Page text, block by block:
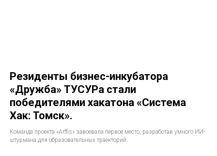
Резиденты бизнес-инкубатора
«Дружба» ТУСУРа стали
победителями хакатона «Система
Хак: Томск».
Команда проекта «Arffis» завоевала первое место, разработав умного ИИ-
штурмана для образовательных траекторий.